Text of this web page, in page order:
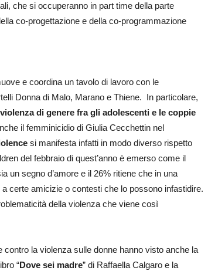
che si occuperanno in part time della parte
co-progettazione e della co-programmazione
e coordina un tavolo di lavoro con le
Donna di Malo, Marano e Thiene. In particolare,
violenza di genere fra gli adolescenti e le coppie
il femminicidio di Giulia Cecchettin nel
si manifesta infatti in modo diverso rispetto
del febbraio di quest’anno è emerso come il
un segno d’amore e il 26% ritiene che in una
certe amicizie o contesti che lo possono infastidire.
della violenza che viene così
la violenza sulle donne hanno visto anche la
“Dove sei madre” di Raffaella Calgaro e la